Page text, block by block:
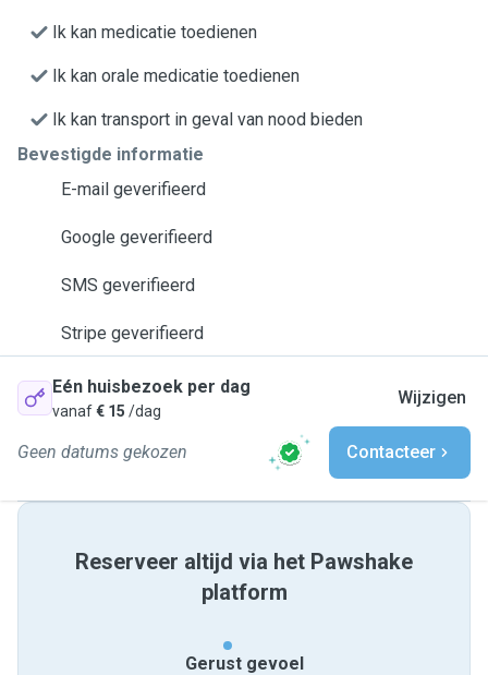
Ik kan medicatie toedienen
Ik kan orale medicatie toedienen
Ik kan transport in geval van nood bieden
Bevestigde informatie
E-mail geverifieerd
Google geverifieerd
SMS geverifieerd
Stripe geverifieerd
Eén huisbezoek per dag
vanaf€ 15 /dag
Wijzigen
Geen datums gekozen Contacteer
Reserveer altijd via het Pawshake
platform
Gerust gevoel